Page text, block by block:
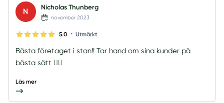
N Nicholas Thunberg
november 2023
5.0 • Utmärkt
Bästa företaget i stan!! Tar hand om sina kunder på
bästa sätt 👍🏼
Läs mer